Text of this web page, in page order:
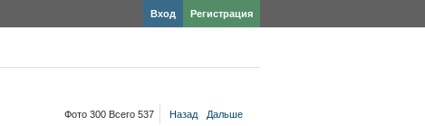
Регистрация
Вход
Фото 300 Всего 537 Назад Дальше